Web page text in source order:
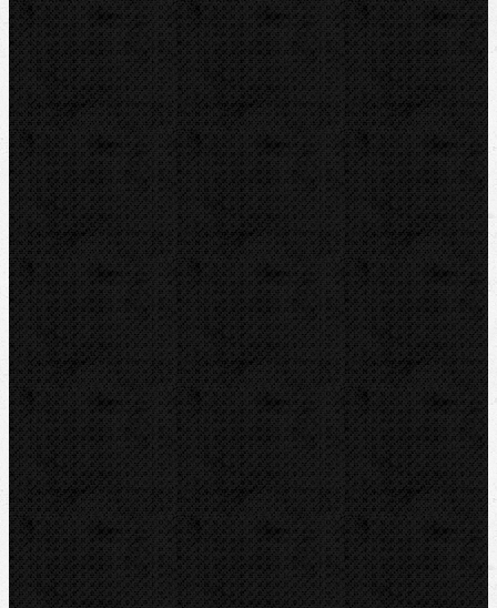
REED
HEUER
IRWIN
RYOBI
Kontakt
NIPO Tools s.r.o
Lipová 7
CZ-763 26 LUHAČOVICE
Telefon obj.:
602 719 020
Telefon fakt.:
608 719 020
E-mail:
nipo@nipo.cz
Platební brána GOPAY